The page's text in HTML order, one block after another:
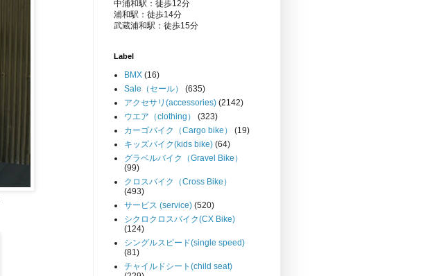
中浦和駅：徒歩12分
浦和駅：徒歩14分
武蔵浦和駅：徒歩15分
Label
BMX (16)
Sale（セール）
(635)
アクセサリ(accessories) (2142)
ウエア（clothing）
(323)
カーゴバイク（Cargo bike）
(19)
キッズバイク(kids bike) (64)
グラベルバイク（Gravel Bike）
(99)
クロスバイク（Cross Bike）
(493)
サービス (service) (520)
シクロクロスバイク(CX Bike)
(124)
シングルスピード(single speed)
(81)
チャイルドシート(child seat)